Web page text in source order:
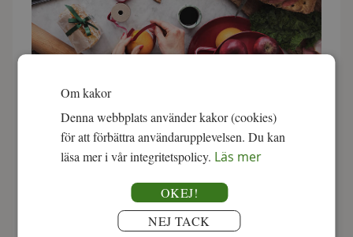
rimmas på traditionellt vis.
Prisbelönt mathantverk
Vi är stolta över att prisbelönta mathantverkare hjälper oss
att fylla våra jullådor med delikatesser. Martin Bergmans
regnbågsfilé från sjön Malgomaj har till exempel vunnit
nio guld i SM i mathantverk och LissEllas julsenap har
Om kakor
Denna webbplats använder kakor (cookies)
för att förbättra användarupplevelsen. Du kan
läsa mer i vår integritetspolicy. Läs mer
OKEJ!
NEJ TACK